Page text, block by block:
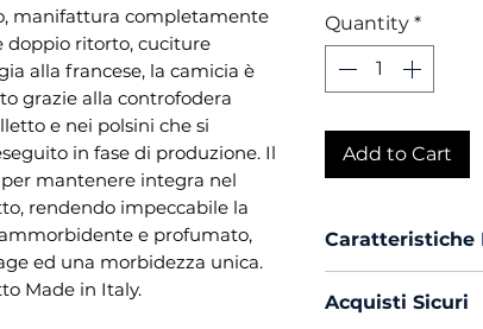
manifattura completamente
doppio ritorto, cuciture
alla francese, la camicia è
grazie alla controfodera
e nei polsini che si
in fase di produzione. Il
mantenere integra nel
rendendo impeccabile la
e profumato,
ed una morbidezza unica.
Made in Italy.
Quantity *
Add to Cart
Caratteristiche
Collo :
Acquisti Sicuri